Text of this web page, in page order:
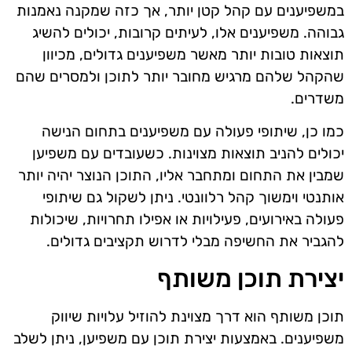
במשפיענים עם קהל קטן יותר, אך כזה שמקנה נאמנות
גבוהה. משפיענים אלו, לעיתים קרובות, יכולים להשיג
תוצאות טובות יותר מאשר משפיענים גדולים, מכיוון
שהקהל שלהם מרגיש מחובר יותר לתוכן ולמסרים שהם
משדרים.
כמו כן, שיתופי פעולה עם משפיענים בתחום הנישה
יכולים להניב תוצאות מצוינות. כשעובדים עם משפיען
שמבין את התחום ומתחבר אליו, התוכן הנוצר יהיה יותר
אותנטי וימשוך קהל רלוונטי. ניתן לשקול גם שיתופי
פעולה באירועים, פעילויות או אפילו תחרויות, שיכולות
להגביר את החשיפה מבלי לדרוש תקציבים גדולים.
יצירת תוכן משותף
תוכן משותף הוא דרך מצוינת להוזיל עלויות שיווק
משפיענים. באמצעות יצירת תוכן עם משפיען, ניתן לשלב